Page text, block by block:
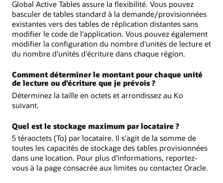
Global Active Tables assure la flexibilité. Vous pouvez
basculer de tables standard à la demande/provisionnées
existantes vers des tables de réplication distantes sans
modifier le code de l'application. Vous pouvez également
modifier la configuration du nombre d'unités de lecture et
du nombre d'unités d'écriture dans chaque région.
Comment déterminer le montant pour chaque unité
de lecture ou d’écriture que je prévois ?
Déterminez la taille en octets et arrondissez au Ko
suivant.
Quel est le stockage maximum par locataire ?
5 téraoctets (To) par locataire. Il s’agit de la somme de
toutes les capacités de stockage des tables provisionnées
dans une location. Pour plus d’informations, reportez-
vous à la page consacrée aux limites ou contactez Oracle.